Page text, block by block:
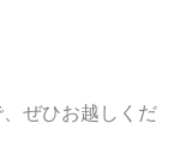
ぜひお越しくだ